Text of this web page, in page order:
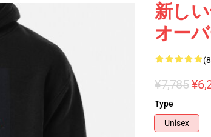
新し
オー
¥7,785
Type
Unisex